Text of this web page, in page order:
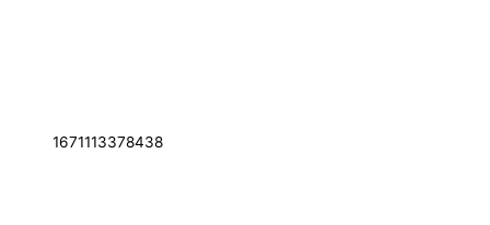
1671113378438